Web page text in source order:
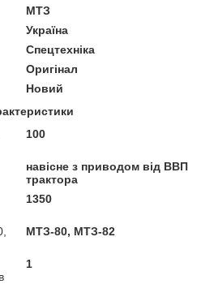
МТЗ
Україна
Спецтехніка
Оригінал
Новий
100
навісне з приводом від ВВП
трактора
1350
МТЗ-80, МТЗ-82
1